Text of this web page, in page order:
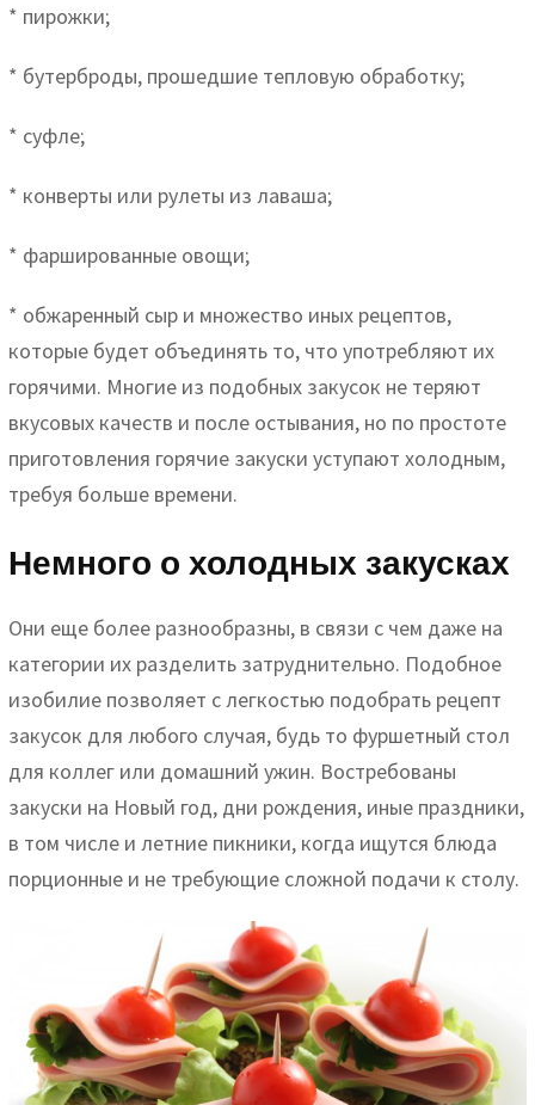
* пирожки;
* бутерброды, прошедшие тепловую обработку;
* суфле;
* конверты или рулеты из лаваша;
* фаршированные овощи;
* обжаренный сыр и множество иных рецептов,
которые будет объединять то, что употребляют их
горячими. Многие из подобных закусок не теряют
вкусовых качеств и после остывания, но по простоте
приготовления горячие закуски уступают холодным,
требуя больше времени.
Немного о холодных закусках
Они еще более разнообразны, в связи с чем даже на
категории их разделить затруднительно. Подобное
изобилие позволяет с легкостью подобрать рецепт
закусок для любого случая, будь то фуршетный стол
для коллег или домашний ужин. Востребованы
закуски на Новый год, дни рождения, иные праздники,
в том числе и летние пикники, когда ищутся блюда
порционные и не требующие сложной подачи к столу.